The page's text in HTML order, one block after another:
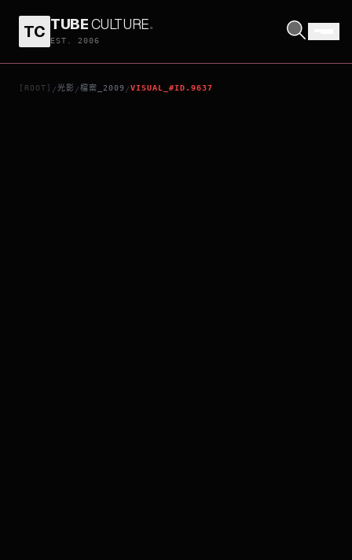
TC TUBECULTURE.
EST. 2006
[ROOT] /光影 /檔案_2009 /VISUAL_#ID.9637
THE WINNING SEASON